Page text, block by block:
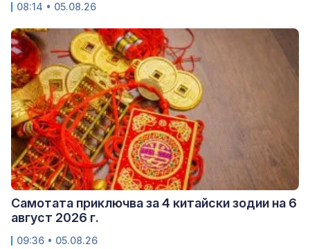
08:14 • 05.08.26
Самотата приключва за 4 китайски зодии на 6
август 2026 г.
09:36 • 05.08.26